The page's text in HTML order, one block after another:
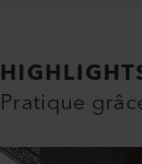
Pratique